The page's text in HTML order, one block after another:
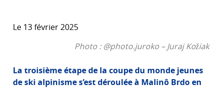
Le 13 février 2025
Photo : @photo.juroko – Juraj Kožiak
La troisième étape de la coupe du monde jeunes
de ski alpinisme s’est déroulée à Malinô Brdo en